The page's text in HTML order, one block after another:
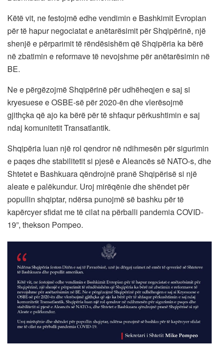
Këtë vit, ne festojmë edhe vendimin e Bashkimit Evropian
për të hapur negociatat e anëtarësimit për Shqipërinë, një
shenjë e përparimit të rëndësishëm që Shqipëria ka bërë
në zbatimin e reformave të nevojshme për anëtarësimin në
BE.
Ne e përgëzojmë Shqipërinë për udhëheqjen e saj si
kryesuese e OSBE-së për 2020-ën dhe vlerësojmë
gjithçka që ajo ka bërë për të shfaqur përkushtimin e saj
ndaj komunitetit Transatlantik.
Shqipëria luan një rol qendror në ndihmesën për sigurimin
e paqes dhe stabilitetit si pjesë e Aleancës së NATO-s, dhe
Shtetet e Bashkuara qëndrojnë pranë Shqipërisë si një
aleate e palëkundur. Uroj mirëqënie dhe shëndet për
popullin shqiptar, ndërsa punojmë së bashku për të
kapërcyer sfidat me të cilat na përballi pandemia COVID-
19”, thekson Pompeo.